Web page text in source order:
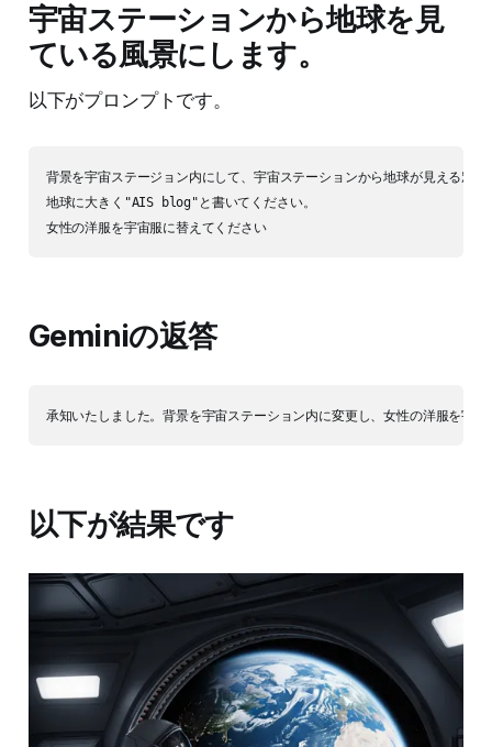
宇宙ステーションから地球を見
ている風景にします。
以下がプロンプトです。
背景を宇宙ステージョン内にして、宇宙ステーションから地球が見える窓
地球に大きく"AIS blog"と書いてください。
女性の洋服を宇宙服に替えてください
Geminiの返答
以下が結果です